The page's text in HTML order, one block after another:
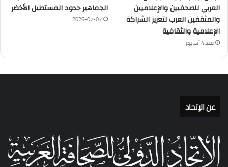
العربي للصحفيين والإعلاميين
والمثقفين العرب لتعزيز الشراكة
الإعلامية والثقافية
منذ 4 أسابيع
الجماهير حدود المستطيل الأخضر
2026-07-07
عن الإتحاد